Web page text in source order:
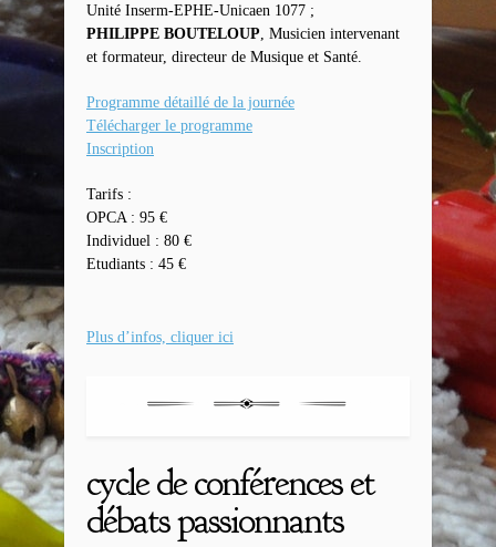
Unité Inserm-EPHE-Unicaen 1077 ;
PHILIPPE BOUTELOUP , Musicien intervenant
et formateur, directeur de Musique et Santé.
Programme détaillé de la journée
Télécharger le programme
Inscription
Tarifs :
OPCA : 95 €
Individuel : 80 €
Etudiants : 45 €
Plus d’infos, cliquer ici
cycle de conférences et
débats passionnants